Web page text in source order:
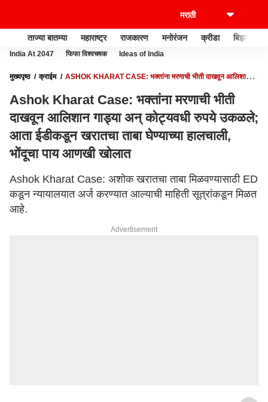
ताज्या बातम्या महाराष्ट्र राजकारण मनोरंजन क्रीडा बिझनेस
India At 2047 फिफा विश्वचषक Ideas of India
मुख्यपृष्ठ क्राईम
ASHOK KHARAT CASE: भक्तांना मरणाची भीती दाखवून आलिशान
आणखी खोलात
Ashok Kharat Case: भक्तांना मरणाची भीती
दाखवून आलिशान गाड्या अन् कोट्यवधी रुपये उकळले;
आता ईडीकडून खरातचा ताबा घेण्याच्या हालचाली,
भोंदूचा पाय आणखी खोलात
Ashok Kharat Case: अशोक खरातचा ताबा मिळवण्यासाठी ED
कडून न्यायालयात अर्ज करण्यात आल्याची माहिती सूत्रांकडून मिळत
आहे.
Advertisement